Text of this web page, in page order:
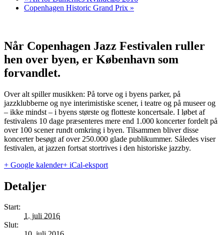
Copenhagen Historic Grand Prix »
Når Copenhagen Jazz Festivalen ruller
hen over byen, er København som
forvandlet.
Over alt spiller musikken: På torve og i byens parker, på
jazzklubberne og nye interimistiske scener, i teatre og på museer og
– ikke mindst – i byens største og flotteste koncertsale. I løbet af
festivalens 10 dage præsenteres mere end 1.000 koncerter fordelt på
over 100 scener rundt omkring i byen. Tilsammen bliver disse
koncerter besøgt af over 250.000 glade publikummer. Således viser
festivalen, at jazzen fortsat stortrives i den historiske jazzby.
+ Google kalender+ iCal-eksport
Detaljer
Start:
1. juli 2016
Slut: